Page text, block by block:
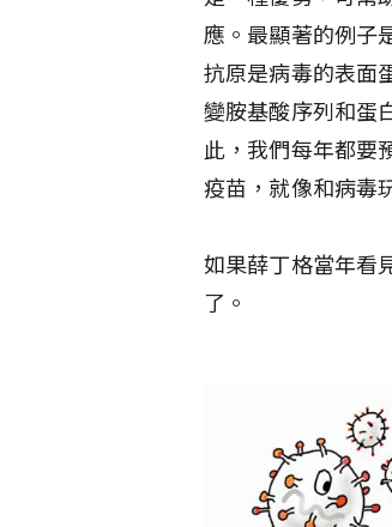
應。最顯著的例子
抗原是病毒的表面
變胺基酸序列和蛋
此，我們每年都要
疫苗，就像和病毒
如果薛丁格當年看
了。